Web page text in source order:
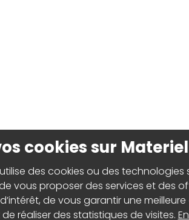
cookies sur
des cookies ou des technologies
vous proposer des services et des
de vous garantir une
réaliser des statistiques de visites.